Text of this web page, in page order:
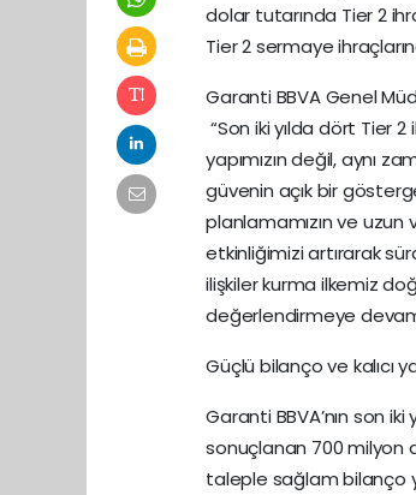
dolar tutarında Tier 2
Tier 2 sermaye
Garanti BBVA Genel
“Son iki yılda dört Tier
yapımızın değil, aynı
güvenin açık bir
planlamamızın ve
etkinliğimizi artırarak
ilişkiler kurma ilkemiz
değerlendirmeye
Güçlü bilanço ve kalıcı
Garanti BBVA’nın son
sonuçlanan 700 milyon
taleple sağlam bilanço